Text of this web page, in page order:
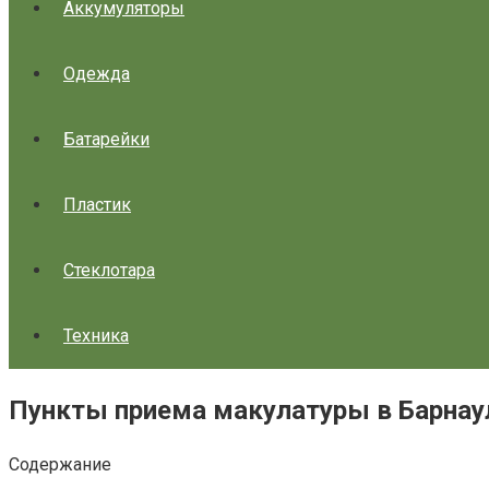
Аккумуляторы
Одежда
Батарейки
Пластик
Стеклотара
Техника
Пункты приема макулатуры в
Содержание